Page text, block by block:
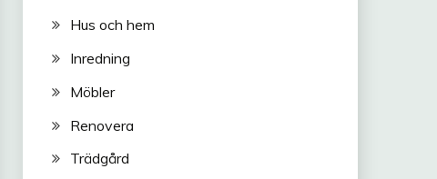
Hus och hem
Inredning
Möbler
Renovera
Trädgård